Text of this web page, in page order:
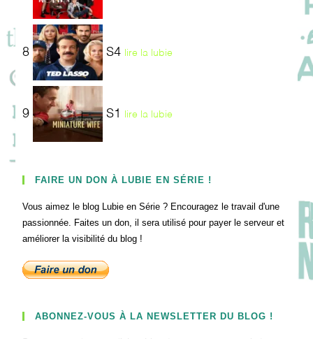
8 S4 lire la lubie
9 S1 lire la lubie
FAIRE UN DON À LUBIE EN SÉRIE !
Vous aimez le blog Lubie en Série ? Encouragez le travail d'une
passionnée. Faites un don, il sera utilisé pour payer le serveur et
améliorer la visibilité du blog !
ABONNEZ-VOUS À LA NEWSLETTER DU BLOG !